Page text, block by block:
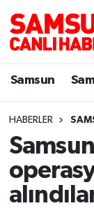
Samsun
HABERLER
Samsun
Sokak
Dünya
Samsun
Samsun
Samsun
Samsun
Süper Lig